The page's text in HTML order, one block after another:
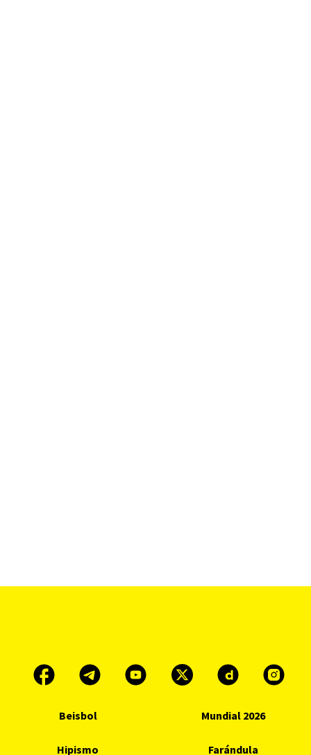
Beisbol Mundial 2026
Hipismo Farándula